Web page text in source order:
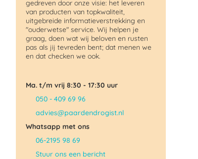
gedreven door onze visie: het leveren
van producten van topkwaliteit,
uitgebreide informatieverstrekking en
"ouderwetse" service. Wij helpen je
graag, doen wat wij beloven en rusten
pas als jij tevreden bent; dat menen we
en dat checken we ook.
Ma. t/m vrij 8:30 - 17:30 uur
050 - 409 69 96
advies@paardendrogist.nl
Whatsapp met ons
06-2195 98 69
Stuur ons een bericht